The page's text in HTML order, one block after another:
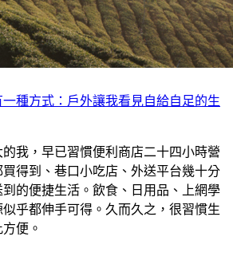
種方式：戶外讓我看見自給自足的生
我，早已習慣便利商店二十四小時營
得到、巷口小吃店、外送平台幾十分
的便捷生活。飲食、日用品、上網學
乎都伸手可得。久而久之，很習慣生
便。